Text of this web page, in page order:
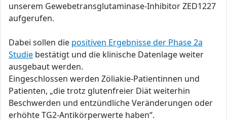
unserem Gewebetransglutaminase-Inhibitor ZED1227
aufgerufen.
Dabei sollen die positiven Ergebnisse der Phase 2a
Studie bestätigt und die klinische Datenlage weiter
ausgebaut werden.
Eingeschlossen werden Zöliakie-Patientinnen und
Patienten, „die trotz glutenfreier Diät weiterhin
Beschwerden und entzündliche Veränderungen oder
erhöhte TG2-Antikörperwerte haben“.